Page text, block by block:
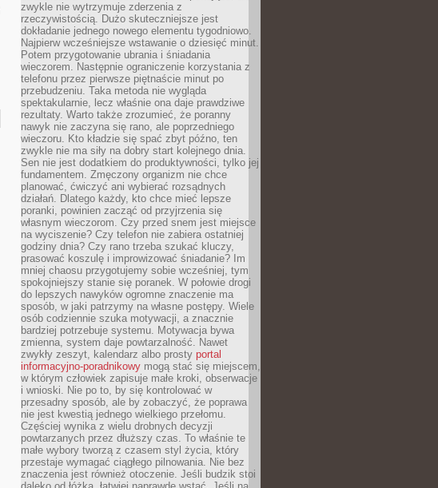
zwykle nie wytrzymuje zderzenia z
rzeczywistością. Dużo skuteczniejsze jest
dokładanie jednego nowego elementu tygodniowo.
Najpierw wcześniejsze wstawanie o dziesięć minut.
Potem przygotowanie ubrania i śniadania
wieczorem. Następnie ograniczenie korzystania z
telefonu przez pierwsze piętnaście minut po
przebudzeniu. Taka metoda nie wygląda
spektakularnie, lecz właśnie ona daje prawdziwe
rezultaty. Warto także zrozumieć, że poranny
nawyk nie zaczyna się rano, ale poprzedniego
wieczoru. Kto kładzie się spać zbyt późno, ten
zwykle nie ma siły na dobry start kolejnego dnia.
Sen nie jest dodatkiem do produktywności, tylko jej
fundamentem. Zmęczony organizm nie chce
planować, ćwiczyć ani wybierać rozsądnych
działań. Dlatego każdy, kto chce mieć lepsze
poranki, powinien zacząć od przyjrzenia się
własnym wieczorom. Czy przed snem jest miejsce
na wyciszenie? Czy telefon nie zabiera ostatniej
godziny dnia? Czy rano trzeba szukać kluczy,
prasować koszulę i improwizować śniadanie? Im
mniej chaosu przygotujemy sobie wcześniej, tym
spokojniejszy stanie się poranek. W połowie drogi
do lepszych nawyków ogromne znaczenie ma
sposób, w jaki patrzymy na własne postępy. Wiele
osób codziennie szuka motywacji, a znacznie
bardziej potrzebuje systemu. Motywacja bywa
zmienna, system daje powtarzalność. Nawet
zwykły zeszyt, kalendarz albo prosty portal
informacyjno-poradnikowy mogą stać się miejscem,
w którym człowiek zapisuje małe kroki, obserwacje
i wnioski. Nie po to, by się kontrolować w
przesadny sposób, ale by zobaczyć, że poprawa
nie jest kwestią jednego wielkiego przełomu.
Częściej wynika z wielu drobnych decyzji
powtarzanych przez dłuższy czas. To właśnie te
małe wybory tworzą z czasem styl życia, który
przestaje wymagać ciągłego pilnowania. Nie bez
znaczenia jest również otoczenie. Jeśli budzik stoi